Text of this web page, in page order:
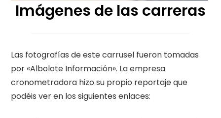
Imágenes de las carreras
Las fotografías de este carrusel fueron tomadas
por «Albolote Información». La empresa
cronometradora hizo su propio reportaje que
podéis ver en los siguientes enlaces: